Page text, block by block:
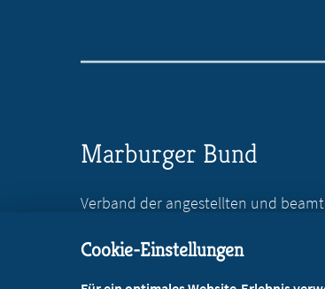
Marburger Bund
Verband der angestellten und
Reinhardtstr. 36
Cookie-Einstellungen